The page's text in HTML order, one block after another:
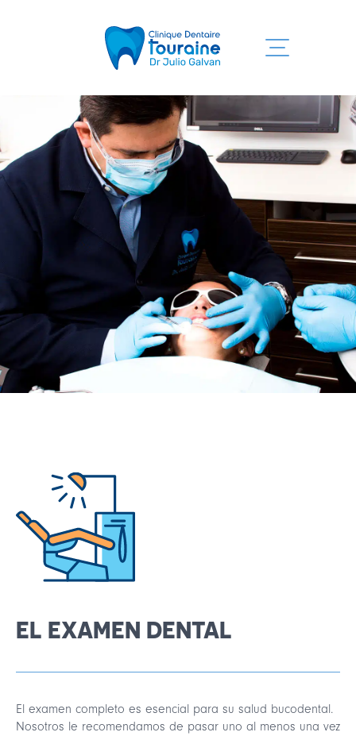
Inicio
Servicios
Clínica
Equipo
Informaciones
Contacto
819 525-7755
EL EXAMEN DENTAL
El examen completo es esencial para su salud bucodental.
Nosotros le recomendamos de pasar uno al menos una vez